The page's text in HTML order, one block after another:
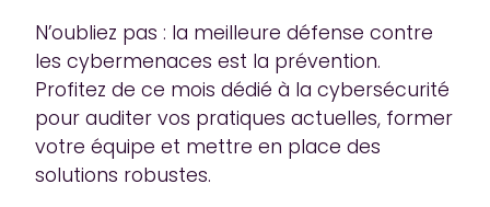
N’oubliez pas : la meilleure défense contre
les cybermenaces est la prévention.
Profitez de ce mois dédié à la cybersécurité
pour auditer vos pratiques actuelles, former
votre équipe et mettre en place des
solutions robustes.